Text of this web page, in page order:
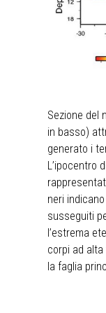
Sezione del
in basso)
generato i
L’ipocentro
neri
susseguiti
l’estrema
corpi ad
la faglia